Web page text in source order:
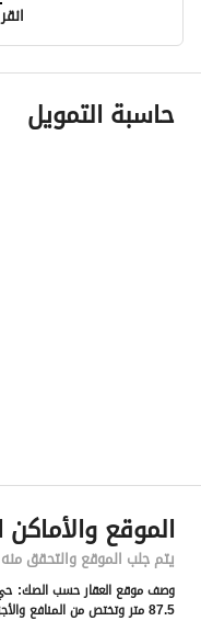
معلومات مسؤول
اسم المسؤول
رقم المبنى
الرقم الاضافي
حاسبة التمويل
الموقع والأماكن
يتم جلب الموقع والتحقق
وصف موقع العقار حسب الصك:
87.5 متر وتختص من المنافع والأجزاء المشتركة بمساحة 59.05 متر